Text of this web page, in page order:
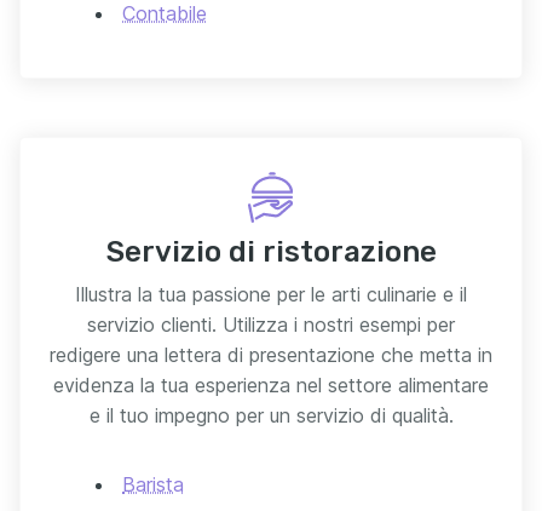
Contabile
Servizio di ristorazione
Illustra la tua passione per le arti culinarie e il
servizio clienti. Utilizza i nostri esempi per
redigere una lettera di presentazione che metta in
evidenza la tua esperienza nel settore alimentare
e il tuo impegno per un servizio di qualità.
Barista